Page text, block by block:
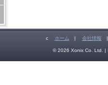
c ホーム | 会社情報
© 2026 Xonix Co. Ltd. |